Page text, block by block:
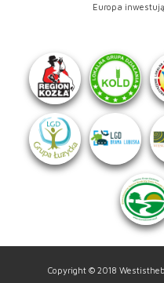
Europa
Copyright © 2018